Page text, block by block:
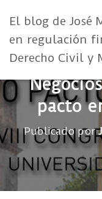
El blog de José
en regulación
Derecho Civil y
pacto
Publicado por